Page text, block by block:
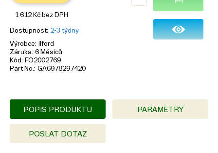
1 612 Kč bez DPH
Dostupnost 2-3 týdny
Výrobce
Ilford
Záruka 6 Měsíců
Kód
FO2002769
Part No. GA6978297420
POPIS PRODUKTU PARAMETRY
POSLAT DOTAZ